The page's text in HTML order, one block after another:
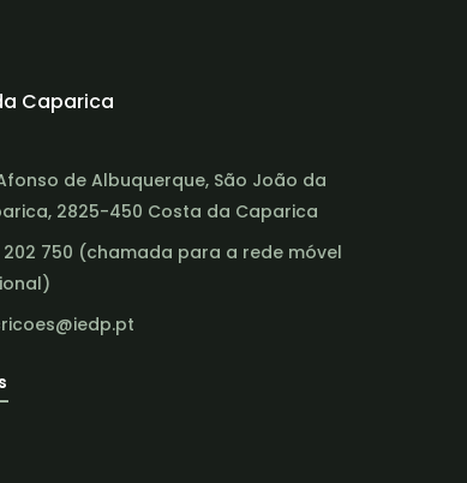
Caparica
de Albuquerque, São João da
2825-450 Costa da Caparica
202 750 (chamada para a rede móvel